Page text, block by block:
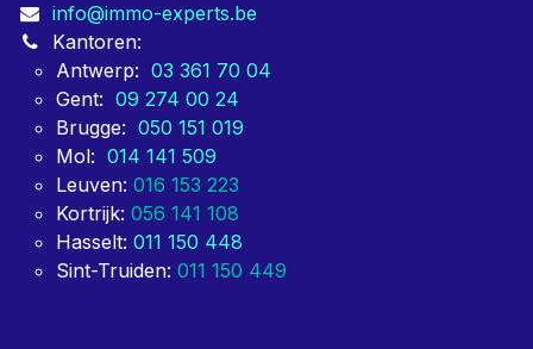
info@immo-experts.be
Kantoren:
Antwerp: 03 361 70 04
Gent: 09 274 00 24
Brugge: 050 151 019
Mol: 014 141 509
Leuven: 016 153 223
Kortrijk: 056 141 108
Hasselt: 011 150 448
Sint-Truiden: 011 150 449